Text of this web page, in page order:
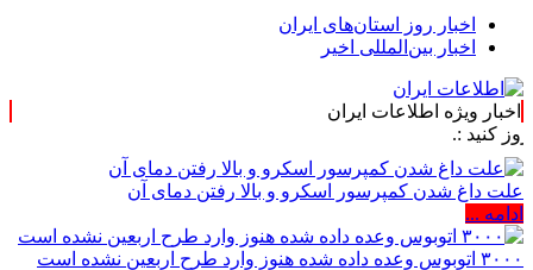
اخبار روز استان‌های ایران
اخبار بین‌المللی اخیر
اخبار ویژه اطلاعات ایران
علت داغ شدن کمپرسور اسکرو و بالا رفتن دمای آن
ادامه ...
۳۰۰۰ اتوبوس وعده داده شده هنوز وارد طرح اربعین نشده است